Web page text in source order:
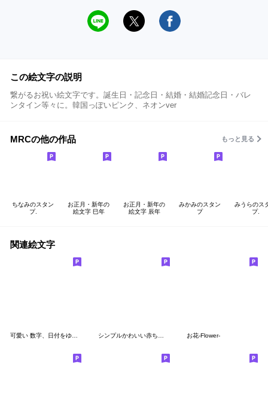
この絵文字の説明
繋がるお祝い絵文字です。誕生日・記念日・結婚・結婚記念日・バレ
ンタイン等々に。韓国っぽいピンク、ネオンver
MRCの他の作品 もっと見る
ちなみのスタン
プ.
お正月・新年の
絵文字 巳年
お正月・新年の
絵文字 辰年
みかみのスタン
プ
みうらのス
プ.
関連絵文字
お花-Flower-